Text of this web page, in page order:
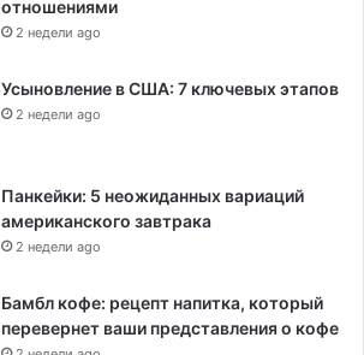
отношениями
2 недели ago
Усыновление в США: 7 ключевых этапов
2 недели ago
Панкейки: 5 неожиданных вариаций
американского завтрака
2 недели ago
Бамбл кофе: рецепт напитка, который
перевернет ваши представления о кофе